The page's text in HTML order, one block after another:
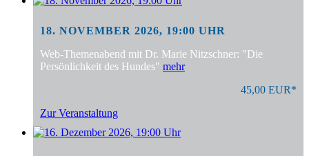
18. NOVEMBER 2026, 19:00 UHR
Web-Themenabend mit Dr. Marie Nitzschner: "Die
Persönlichkeit des Hundes" mehr
45,00 EUR*
Zur Veranstaltung